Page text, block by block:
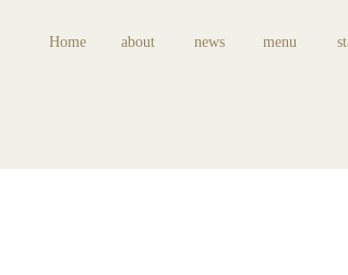
Home about news menu